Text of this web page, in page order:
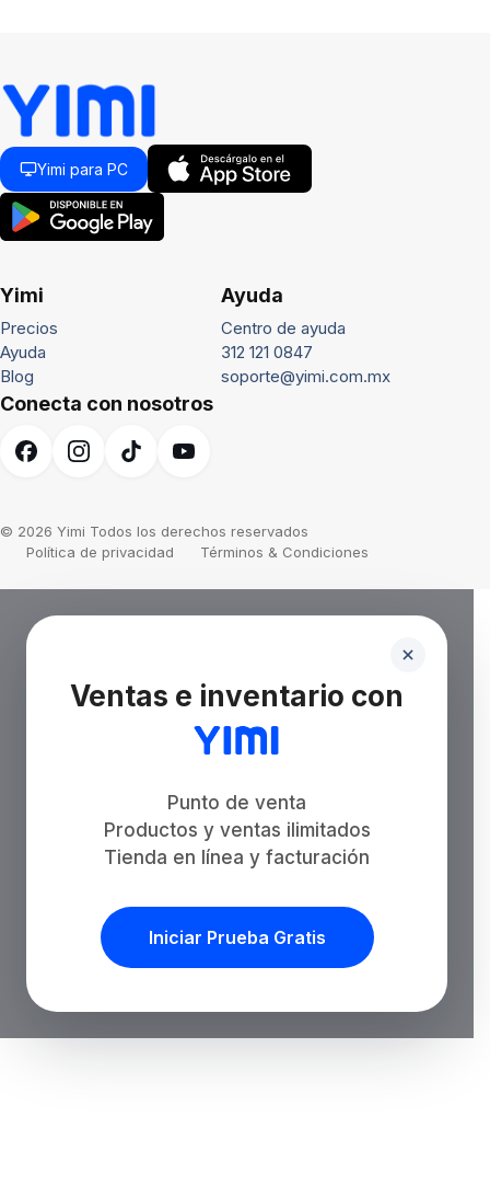
Yimi para PC
Yimi
Precios
Ayuda
Blog
Ayuda
Centro de ayuda
312 121 0847
soporte@yimi.com.mx
Conecta con nosotros
© 2026 Yimi Todos los derechos reservados
Política de privacidad
Términos & Condiciones
Ventas e inventario con
Punto de venta
Productos y ventas ilimitados
Tienda en línea y facturación
Iniciar Prueba Gratis